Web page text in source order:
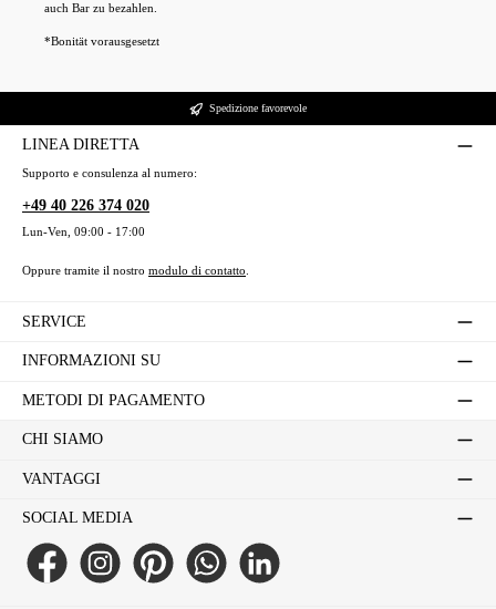
auch Bar zu bezahlen.
*Bonität vorausgesetzt
Spedizione favorevole
LINEA DIRETTA
Supporto e consulenza al numero:
+49 40 226 374 020
Lun-Ven, 09:00 - 17:00
Oppure tramite il nostro modulo di contatto
SERVICE
INFORMAZIONI SU
METODI DI PAGAMENTO
CHI SIAMO
VANTAGGI
SOCIAL MEDIA
Facebook Instagram Pinterest WhatsApp LinkedIn